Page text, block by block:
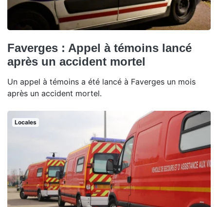
Faverges : Appel à témoins lancé
après un accident mortel
Un appel à témoins a été lancé à Faverges un mois
après un accident mortel.
Locales